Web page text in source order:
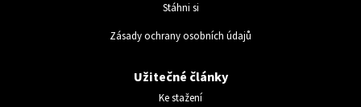
Stáhni si
Zásady ochrany osobních údajů
Užitečné články
Ke stažení